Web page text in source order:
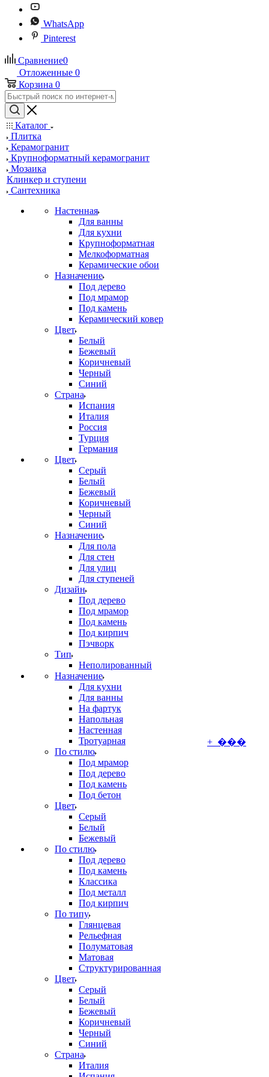
WhatsApp
Pinterest
Сравнение0
Отложенные 0
Корзина 0
Каталог
Плитка
Керамогранит
Крупноформатный керамогранит
Мозаика
Клинкер и ступени
Сантехника
Настенная
Для ванны
Для кухни
Крупноформатная
Мелкоформатная
Керамические обои
Назначение
Под дерево
Под мрамор
Под камень
Керамический ковер
Цвет
Белый
Бежевый
Коричневый
Черный
Синий
Страна
Испания
Италия
Россия
Турция
Германия
Цвет
Серый
Белый
Бежевый
Коричневый
Черный
Синий
Назначение
Для пола
Для стен
Для улиц
Для ступеней
Дизайн
Под дерево
Под мрамор
Под камень
Под кирпич
Пэчворк
Тип
Неполированный
Назначение
Для кухни
Для ванны
На фартук
Напольная
Настенная
Тротуарная
По стилю
Под мрамор
Под дерево
Под камень
Под бетон
Цвет
Серый
Белый
Бежевый
По стилю
Под дерево
Под камень
Классика
Под металл
Под кирпич
По типу
Глянцевая
Рельефная
Полуматовая
Матовая
Структурированная
Цвет
Серый
Белый
Бежевый
Коричневый
Черный
Синий
Страна
Италия
+ ���